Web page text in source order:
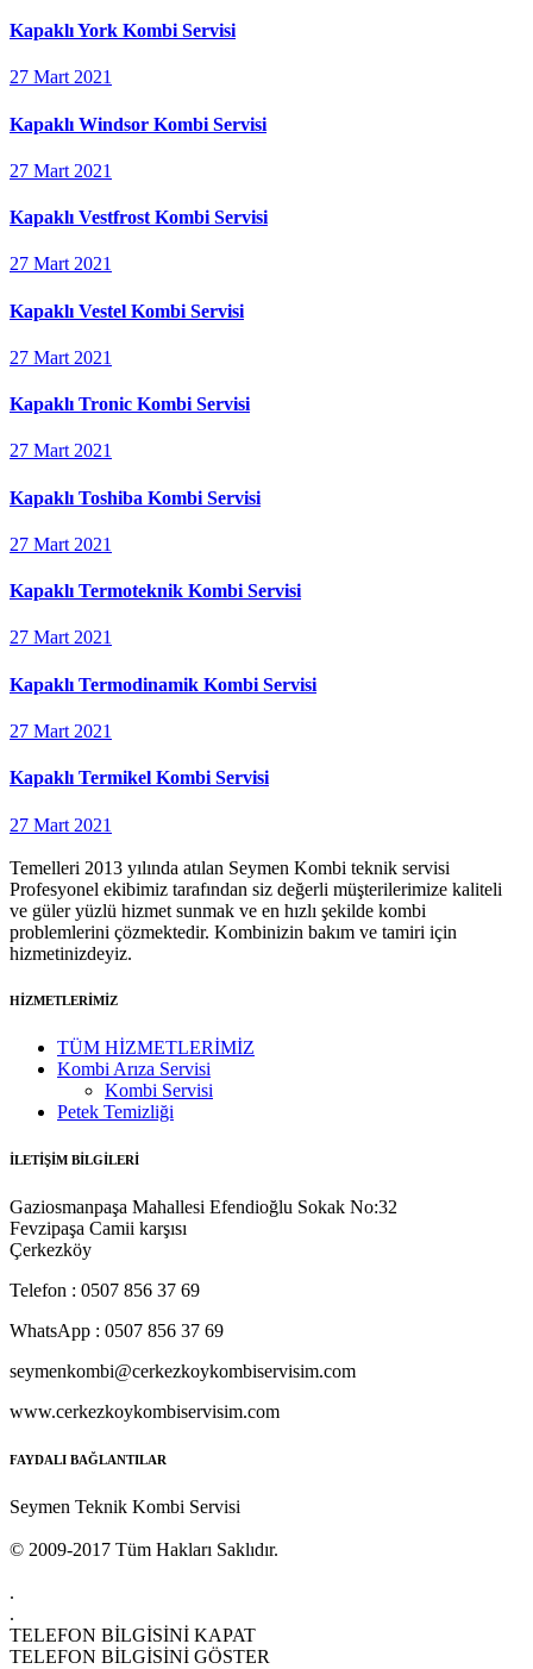
Kapaklı York Kombi Servisi
27 Mart 2021
Kapaklı Windsor Kombi Servisi
27 Mart 2021
Kapaklı Vestfrost Kombi Servisi
27 Mart 2021
Kapaklı Vestel Kombi Servisi
27 Mart 2021
Kapaklı Tronic Kombi Servisi
27 Mart 2021
Kapaklı Toshiba Kombi Servisi
27 Mart 2021
Kapaklı Termoteknik Kombi Servisi
27 Mart 2021
Kapaklı Termodinamik Kombi Servisi
27 Mart 2021
Kapaklı Termikel Kombi Servisi
27 Mart 2021
Temelleri 2013 yılında atılan Seymen Kombi teknik servisi
Profesyonel ekibimiz tarafından siz değerli müşterilerimize kaliteli
ve güler yüzlü hizmet sunmak ve en hızlı şekilde kombi
problemlerini çözmektedir. Kombinizin bakım ve tamiri için
hizmetinizdeyiz.
HİZMETLERİMİZ
TÜM HİZMETLERİMİZ
Kombi Arıza Servisi
Kombi Servisi
Petek Temizliği
İLETİŞİM BİLGİLERİ
Gaziosmanpaşa Mahallesi Efendioğlu Sokak No:32
Fevzipaşa Camii karşısı
Çerkezköy
Telefon : 0507 856 37 69
WhatsApp : 0507 856 37 69
seymenkombi@cerkezkoykombiservisim.com
www.cerkezkoykombiservisim.com
FAYDALI BAĞLANTILAR
Seymen Teknik Kombi Servisi
© 2009-2017 Tüm Hakları Saklıdır.
.
.
TELEFON BİLGİSİNİ KAPAT
TELEFON BİLGİSİNİ GÖSTER